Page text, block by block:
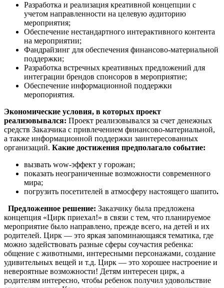
Разработка и реализация креативной концепции с
учетом направленности на целевую аудиторию
мероприятия;
Обеспечение нестандартного интерактивного контента
на мероприятии;
Фандрайзинг для обеспечения финансово-материальной
поддержки;
Разработка встречных креативных предложений для
интеграции брендов спонсоров в мероприятие;
Обеспечение информационной поддержки
меропориятия.
Экономические условия, в которых проект
реализовывался: Проект реализовывался за счет денежных
средств Заказчика с привлечением финансово-материальной,
а также информационной поддержки заинтересованных
организаций. Какие достижения предполагало событие:
вызвать wow-эффект у горожан;
показать неограниченные возможности современного
мира;
погрузить посетителей в атмосферу настоящего шапито.
Предложенное решение: Заказчику была предложена
концепция «Цирк приехал!» в связи с тем, что планируемое
мероприятие было направлено, прежде всего, на детей и их
родителей. Цирк — это яркая запоминающаяся тематика, где
можно задействовать разные сферы соучастия ребенка:
общение с животными, интересными персонажами, создание
удивительных вещей и т.д. Цирк — это хорошее настроение и
невероятные возможности! Детям интересен цирк, а
родителям интересно, чтобы ребенок получил удовольствие